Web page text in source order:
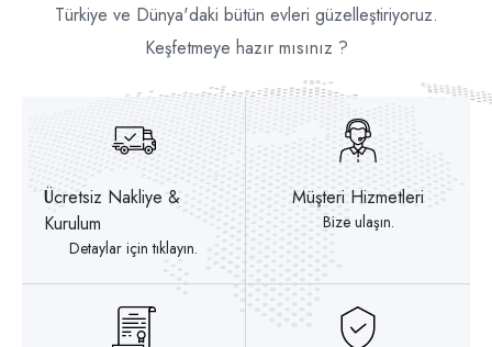
Türkiye ve Dünya'daki bütün evleri güzelleştiriyoruz.
Keşfetmeye hazır mısınız ?
Ücretsiz Nakliye &
Kurulum
Detaylar için tıklayın.
Müşteri Hizmetleri
Bize ulaşın.